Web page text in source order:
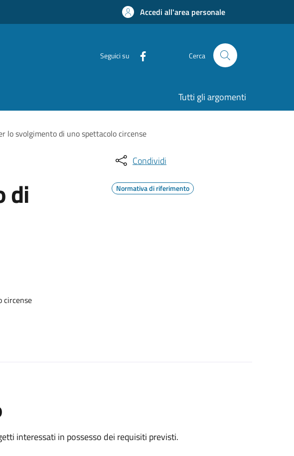
Accedi all'area personale
Seguici su Cerca
Tutti gli argomenti
lo svolgimento di uno spettacolo circense
di
circense
Condividi
Normativa di riferimento
interessati in possesso dei requisiti previsti.